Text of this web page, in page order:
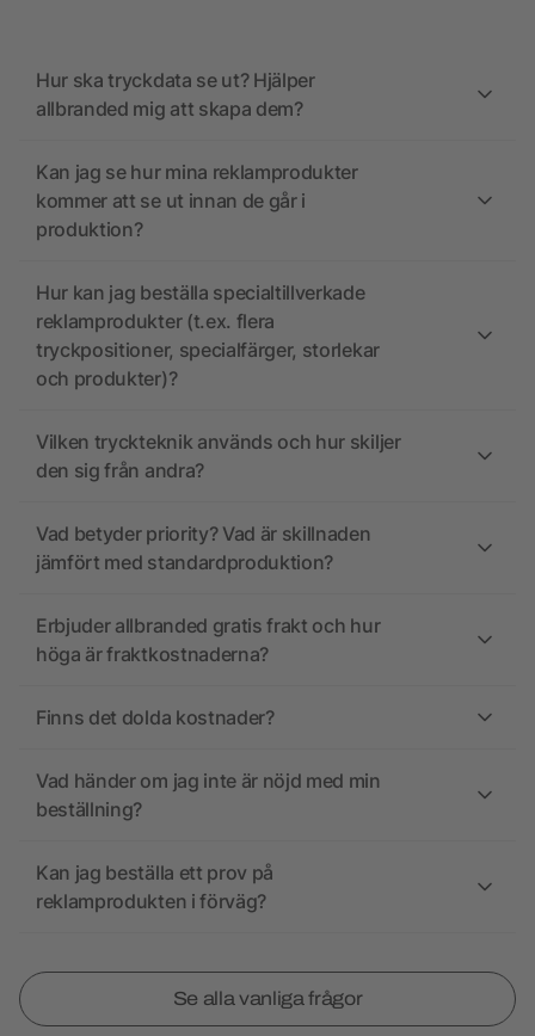
Hur ska tryckdata se ut? Hjälper
allbranded mig att skapa dem?
Kan jag se hur mina reklamprodukter
kommer att se ut innan de går i
produktion?
Hur kan jag beställa specialtillverkade
reklamprodukter (t.ex. flera
tryckpositioner, specialfärger, storlekar
och produkter)?
Vilken tryckteknik används och hur skiljer
den sig från andra?
Vad betyder priority? Vad är skillnaden
jämfört med standardproduktion?
Erbjuder allbranded gratis frakt och hur
höga är fraktkostnaderna?
Finns det dolda kostnader?
Vad händer om jag inte är nöjd med min
beställning?
Kan jag beställa ett prov på
reklamprodukten i förväg?
Se alla vanliga frågor